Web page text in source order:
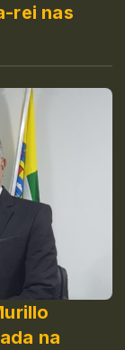
rei nas
na